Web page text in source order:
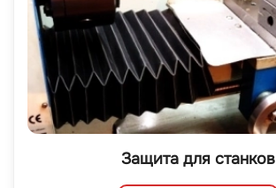
Защита для станков